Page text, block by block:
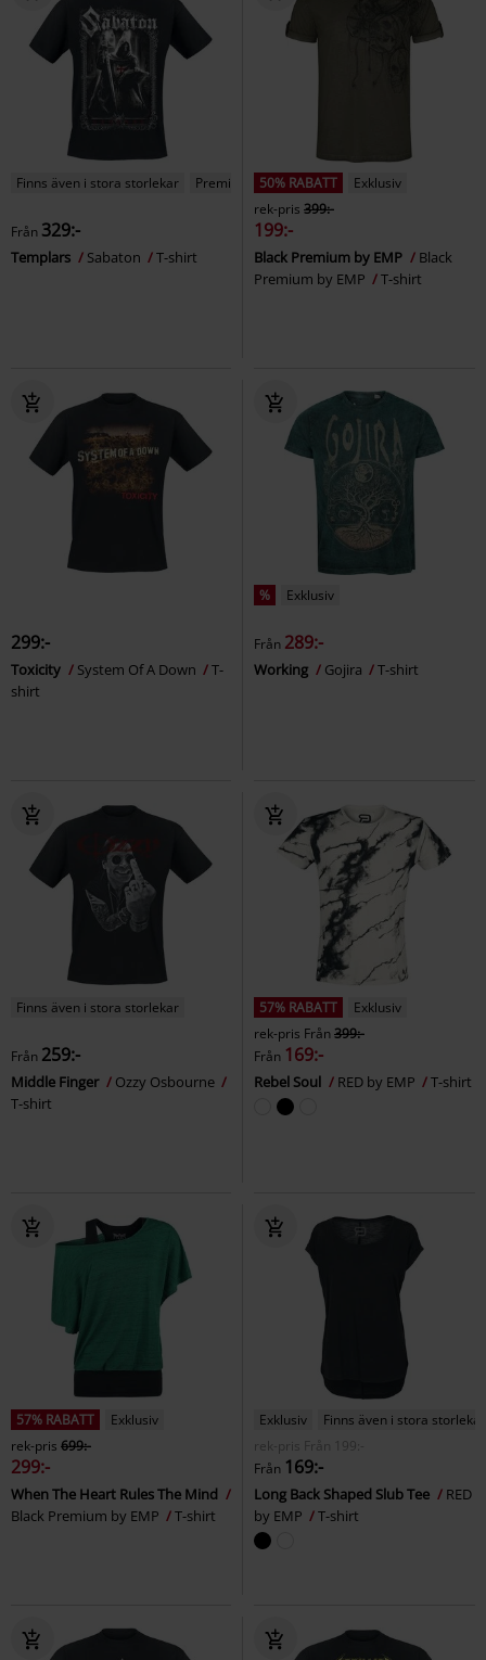
Finns även i stora storlekar Premium
Från 329:-
Templars Sabaton T-shirt
50% RABATT
Exklusiv
rek-pris 399:-
199:-
Black Premium by EMP
Black
Premium by EMP
T-shirt
299:-
Toxicity System Of A Down
T-
shirt
% Exklusiv
Från 289:-
Working Gojira T-shirt
Finns även i stora storlekar
Från 259:-
Middle Finger
Ozzy Osbourne
T-shirt
57% RABATT
Exklusiv
rek-pris Från399:-
Från 169:-
Rebel Soul RED by EMP T-shirt
57% RABATT
Exklusiv
rek-pris 699:-
299:-
When The Heart Rules The Mind
Black Premium by EMP
T-shirt
Exklusiv
Finns även i stora storlekar
rek-pris
Från
199:-
Från 169:-
Long Back Shaped Slub Tee
RED
by EMP
T-shirt